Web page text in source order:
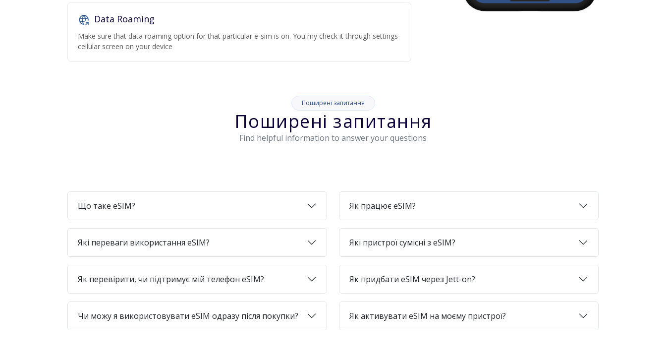
Data Roaming
Make sure that data roaming option for that particular e-sim is on. You my check it through settings-
cellular screen on your device
Поширені запитання
Поширені запитання
Find helpful information to answer your questions
Що таке eSIM? Як працює eSIM?
Які переваги використання eSIM? Які пристрої сумісні з eSIM?
Як перевірити, чи підтримує мій телефон eSIM? Як придбати eSIM через Jett-on?
Чи можу я використовувати eSIM одразу після покупки? Як активувати eSIM на моєму пристрої?